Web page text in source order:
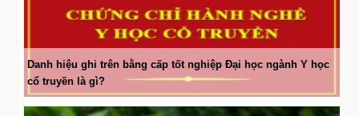
Danh hiệu ghi trên bằng cấp tốt nghiệp Đại học ngành Y học
cổ truyền là gì?